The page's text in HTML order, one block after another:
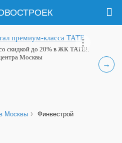
→
премиум-класса ТАТЕ
скидкой до 20% в ЖК ТАТЕ!.
Москвы
Москвы › Финвестрой